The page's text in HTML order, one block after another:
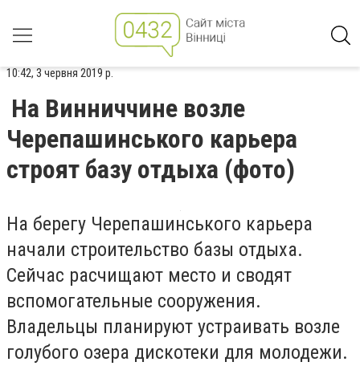
10:42, 3 червня 2019 р.
На Винниччине возле
Черепашинського карьера
строят базу отдыха (фото)
На берегу Черепашинського карьера
начали строительство базы отдыха.
Сейчас расчищают место и сводят
вспомогательные сооружения.
Владельцы планируют устраивать возле
голубого озера дискотеки для молодежи.